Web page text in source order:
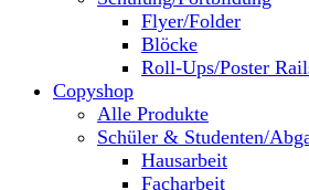
Flyer/Folder
Blöcke
Roll-Ups/Poster
Copyshop
Alle Produkte
Schüler & Studenten/
Hausarbeit
Facharbeit